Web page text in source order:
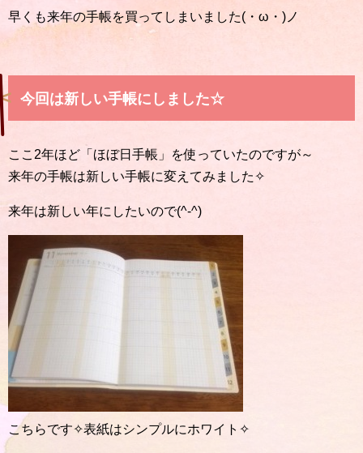
早くも来年の手帳を買ってしまいました(・ω・)ノ
今回は新しい手帳にしました☆
ここ2年ほど「ほぼ日手帳」を使っていたのですが～
来年の手帳は新しい手帳に変えてみました✧
来年は新しい年にしたいので(^-^)
こちらです✧表紙はシンプルにホワイト✧